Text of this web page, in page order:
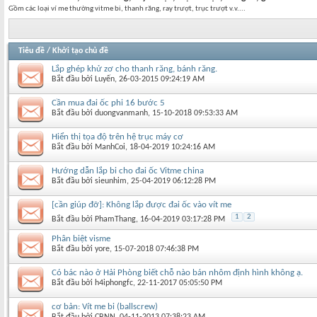
Gồm các loại ví me thường vitme bi, thanh răng, ray trượt, trục trượt v.v....
Tiêu đề / Khởi tạo chủ đề
Lắp ghép khử zơ cho thanh răng, bánh răng.
Bắt đầu bởi Luyến‎, 26-03-2015 09:24:19 AM
Cần mua đai ốc phi 16 bước 5
Bắt đầu bởi duongvanmanh‎, 15-10-2018 09:53:33 AM
Hiển thị tọa độ trên hệ trục máy cơ
Bắt đầu bởi ManhCoi‎, 18-04-2019 10:24:16 AM
Hướng dẫn lắp bi cho đai ốc Vitme china
Bắt đầu bởi sieunhim‎, 25-04-2019 06:12:28 PM
[cần giúp đỡ]: Không lắp được đai ốc vào vít me
Bắt đầu bởi PhamThang‎, 16-04-2019 03:17:28 PM 1 2
Phân biệt visme
Bắt đầu bởi yore‎, 15-07-2018 07:46:38 PM
Có bác nào ở Hải Phòng biết chỗ nào bán nhôm định hình không ạ.
Bắt đầu bởi h4iphongfc‎, 22-11-2017 05:05:50 PM
cơ bản: Vít me bi (ballscrew)